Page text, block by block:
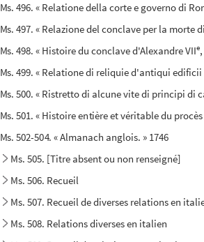
Ms. 496. « Relatione della corte e governo di
Ms. 497. « Relazione del conclave per la
Ms. 498. « Histoire du conclave d'Alexandre VIIe
Ms. 499. « Relatione di reliquie d'antiqui
Ms. 500. « Ristretto di alcune vite di principi di
Ms. 501. « Histoire entière et véritable du
Ms. 502-504. « Almanach anglois. » 1746
Ms. 505. [Titre absent ou non renseigné]
Ms. 506. Recueil
Ms. 507. Recueil de diverses relations en
Ms. 508. Relations diverses en italien